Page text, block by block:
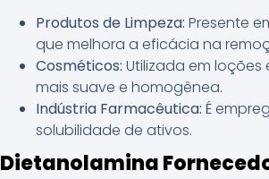
Produtos de Limpeza: Presente
que melhora a eficácia na
Cosméticos: Utilizada em
mais suave e homogênea.
Indústria Farmacêutica: É
solubilidade de ativos.
Dietanolamina